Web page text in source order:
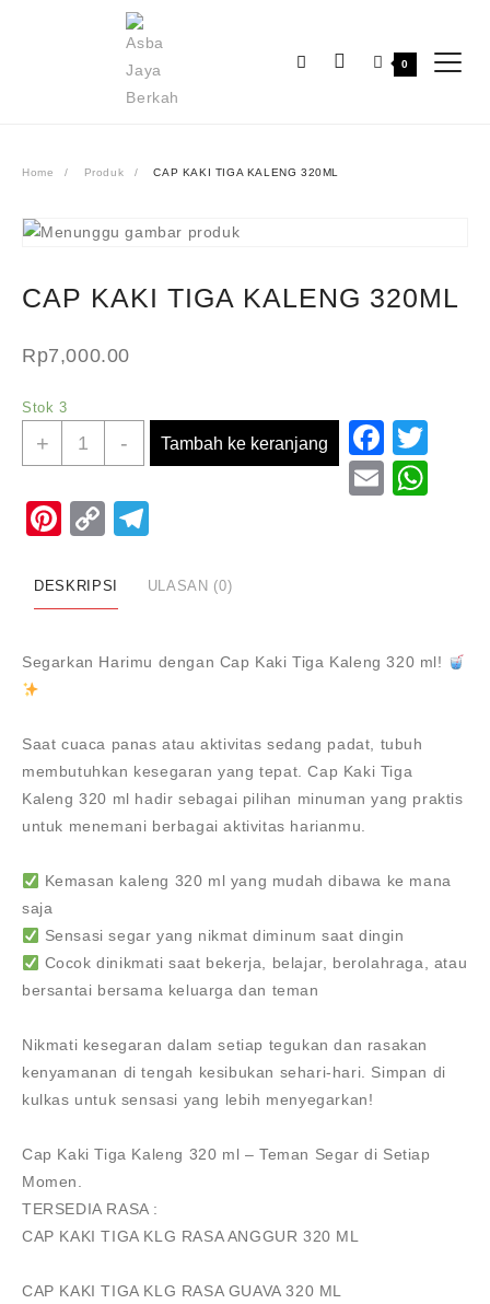
0
Home Produk CAP KAKI TIGA KALENG 320ML
CAP KAKI TIGA KALENG 320ML
Rp7,000.00
Stok 3
+
Kuantitas
TIGA
- Tambah ke keranjang
Email
Pinterest
Copy
DESKRIPSI ULASAN (0)
Segarkan Harimu dengan Cap Kaki Tiga Kaleng 320 ml!
Saat cuaca panas atau aktivitas sedang padat, tubuh
membutuhkan kesegaran yang tepat.Cap Kaki Tiga
Kaleng 320 ml hadir sebagai pilihan minuman yang praktis
untuk menemani berbagai aktivitas harianmu.
Kemasan kaleng 320 ml yang mudah dibawa ke mana
saja
Sensasi segar yang nikmat diminum saat dingin
Cocok dinikmati saat bekerja, belajar, berolahraga, atau
bersantai bersama keluarga dan teman
Nikmati kesegaran dalam setiap tegukan dan rasakan
kenyamanan di tengah kesibukan sehari-hari. Simpan di
kulkas untuk sensasi yang lebih menyegarkan!
Cap Kaki Tiga Kaleng 320 ml – Teman Segar di Setiap
Momen.
TERSEDIA RASA :
CAP KAKI TIGA KLG RASA ANGGUR 320 ML
CAP KAKI TIGA KLG RASA GUAVA 320 ML